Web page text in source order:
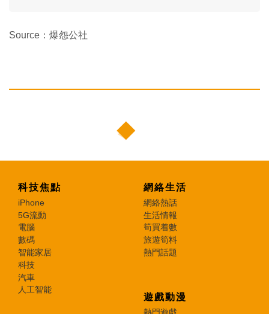
Source：爆怨公社
科技焦點
iPhone
5G流動
電腦
數碼
智能家居
科技
汽車
人工智能
網絡生活
網絡熱話
生活情報
筍買着數
旅遊筍料
熱門話題
遊戲動漫